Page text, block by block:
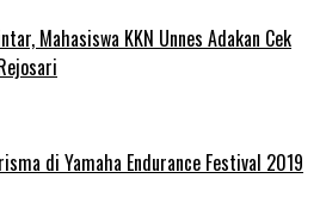
Mahasiswa KKN Unnes Adakan Cek
di Yamaha Endurance Festival 2019